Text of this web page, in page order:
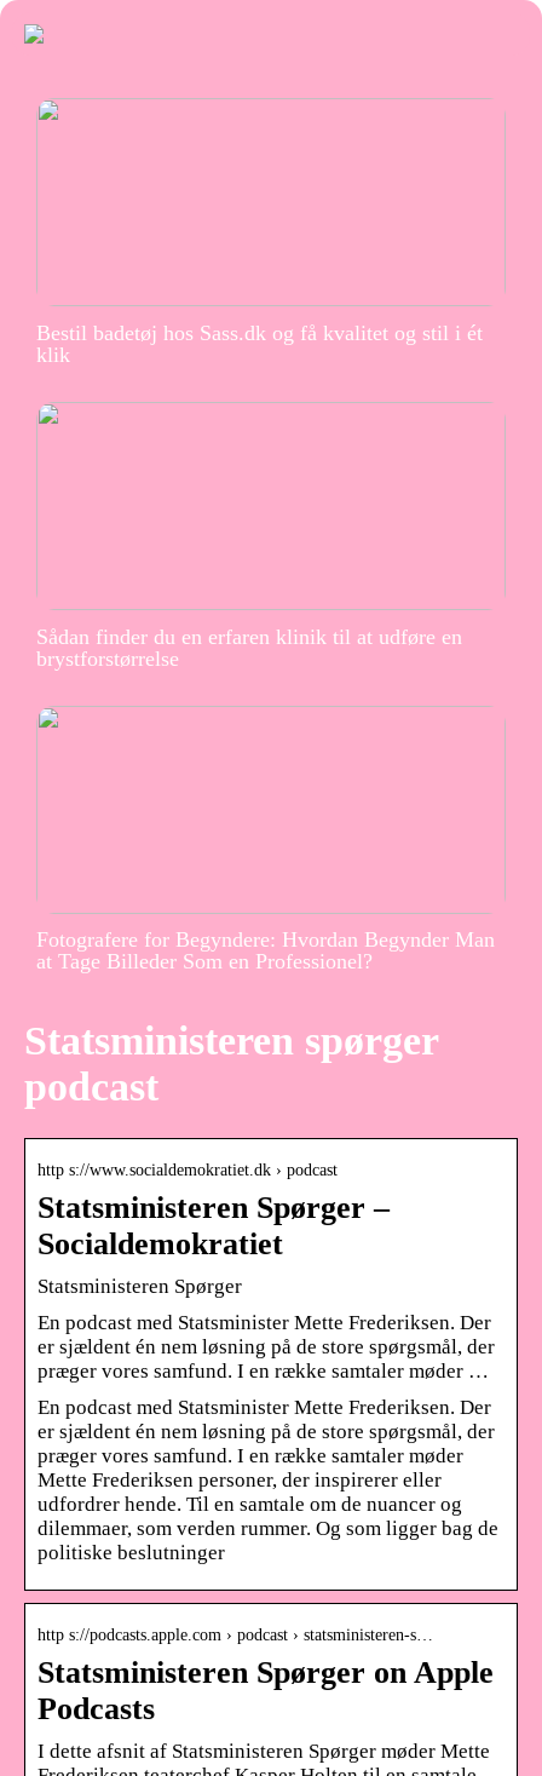
Bestil badetøj hos Sass.dk og få kvalitet og stil i ét
klik
Sådan finder du en erfaren klinik til at udføre en
brystforstørrelse
Fotografere for Begyndere: Hvordan Begynder Man
at Tage Billeder Som en Professionel?
Statsministeren spørger
podcast
http s://www.socialdemokratiet.dk › podcast
Statsministeren Spørger –
Socialdemokratiet
Statsministeren Spørger
En podcast med Statsminister Mette Frederiksen. Der
er sjældent én nem løsning på de store spørgsmål, der
præger vores samfund. I en række samtaler møder …
En podcast med Statsminister Mette Frederiksen. Der
er sjældent én nem løsning på de store spørgsmål, der
præger vores samfund. I en række samtaler møder
Mette Frederiksen personer, der inspirerer eller
udfordrer hende. Til en samtale om de nuancer og
dilemmaer, som verden rummer. Og som ligger bag de
politiske beslutninger
http s://podcasts.apple.com › podcast › statsministeren-s…
Statsministeren Spørger on Apple
Podcasts
I dette afsnit af Statsministeren Spørger møder Mette